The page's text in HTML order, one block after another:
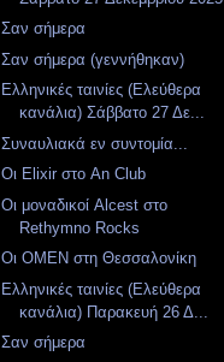
Σαν σήμερα
Σαν σήμερα (γεννήθηκαν)
Ελληνικές ταινίες (Ελεύθερα
κανάλια) Σάββατο 27 Δε...
Συναυλιακά εν συντομία...
Οι Elixir στο An Club
Οι μοναδικοί Alcest στο
Rethymno Rocks
Οι ΟΜΕΝ στη Θεσσαλονίκη
Ελληνικές ταινίες (Ελεύθερα
κανάλια) Παρακευή 26 Δ...
Σαν σήμερα